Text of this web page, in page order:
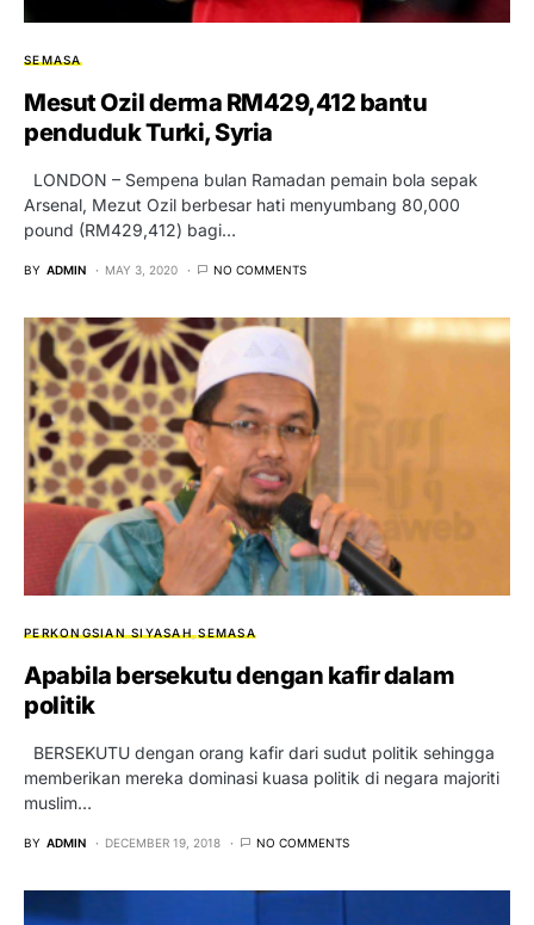
SEMASA
Mesut Ozil derma RM429,412 bantu
penduduk Turki, Syria
LONDON – Sempena bulan Ramadan pemain bola sepak
Arsenal, Mezut Ozil berbesar hati menyumbang 80,000
pound (RM429,412) bagi…
BY ADMIN MAY 3, 2020 NO COMMENTS
PERKONGSIAN SIYASAH SEMASA
Apabila bersekutu dengan kafir dalam
politik
BERSEKUTU dengan orang kafir dari sudut politik sehingga
memberikan mereka dominasi kuasa politik di negara majoriti
muslim…
BY ADMIN DECEMBER 19, 2018 NO COMMENTS